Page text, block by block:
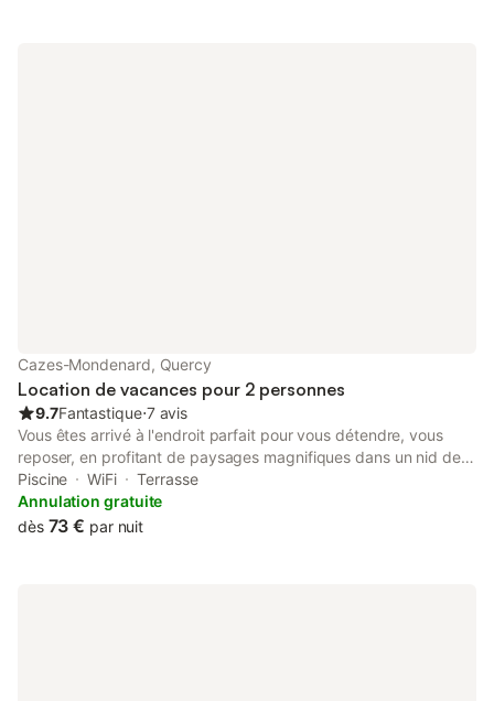
Cazes-Mondenard, Quercy
Location de vacances pour 2 personnes
9.7Fantastique⋅7 avis
Vous êtes arrivé à l'endroit parfait pour vous détendre, vous
reposer, en profitant de paysages magnifiques dans un nid de
verdure. Le Sud-Quercy regorge de trésors, de sites
remarquables et de villages de caractère, de bien belles
balades en perspectives. En fin d'après-midi, détendez-vous
Piscine WiFi
Terrasse
Annulation gratuite
dès 73 € par nuit